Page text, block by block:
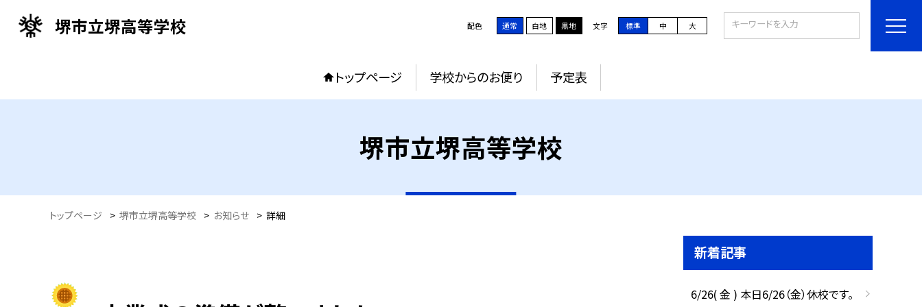
堺市立堺高等学校 配色 通常 白地 黒地 文字 標準 中 大
トップページ 学校からのお便り 予定表
堺市立堺高等学校
トップページ > 堺市立堺高等学校 > お知らせ > 詳細
新着記事
6/26( 金 ) 本日6/26（金）休校です。